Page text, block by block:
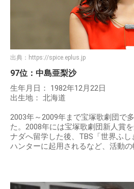
出典： https://spice.eplus.jp
97位：中島亜梨沙
生年月日： 1982年12月22日
出生地： 北海道
2003年～2009年まで宝塚歌劇団で
た。2008年には宝塚歌劇団新人賞
ナダへ留学した後、TBS「世界ふ
ハンターに起用されるなど、活動の